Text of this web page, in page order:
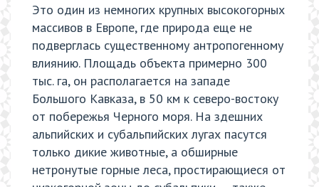
Это один из немногих крупных высокогорных
массивов в Европе, где природа еще не
подверглась существенному антропогенному
влиянию. Площадь объекта примерно 300
тыс. га, он располагается на западе
Большого Кавказа, в 50 км к северо-востоку
от побережья Черного моря. На здешних
альпийских и субальпийских лугах пасутся
только дикие животные, а обширные
нетронутые горные леса, простирающиеся от